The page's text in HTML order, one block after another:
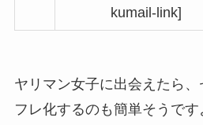
kumail-link]
ヤリマン女子に出会えたら
フレ化するのも簡単そうで